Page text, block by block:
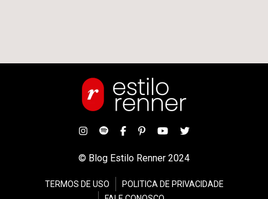
© Blog Estilo Renner 2024
TERMOS DE USO
POLITICA DE PRIVACIDADE